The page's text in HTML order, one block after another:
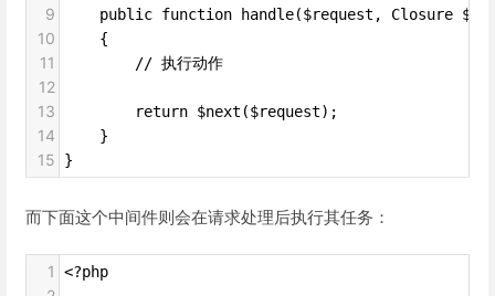
9
public function handle($request, Closure
10
    {
11
        // 执行动作
12
13
        return $next($request);
14
    }
15 }
而下面这个中间件则会在请求处理后执行其任务：
1 <?php